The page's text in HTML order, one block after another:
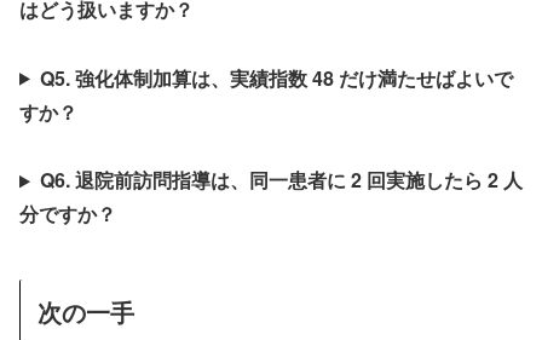
はどう扱いますか？
Q5. 強化体制加算は、実績指数 48 だけ満たせばよいで
すか？
Q6. 退院前訪問指導は、同一患者に 2 回実施したら 2 人
分ですか？
次の一手